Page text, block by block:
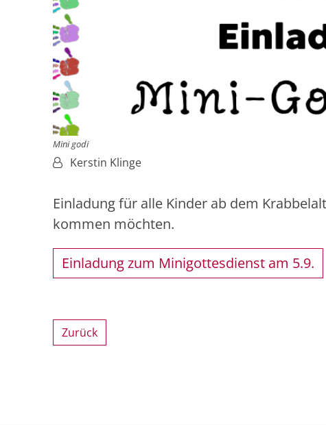
Mini godi
Von:Kerstin Klinge
Einladung für alle Kinder ab dem
kommen möchten.
Einladung zum Minigottesdienst am 5.9.
Zurück